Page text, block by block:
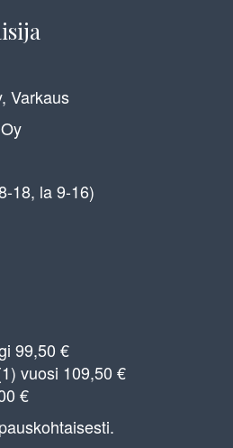
Varkaus
18, la 9-16)
99,50 €
vuosi 109,50 €
€